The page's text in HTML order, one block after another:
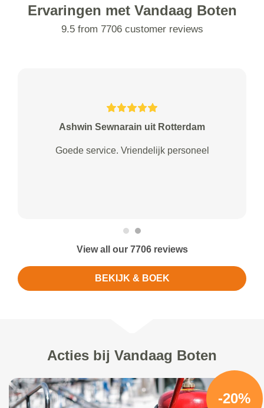
Ervaringen met Vandaag Boten
9.5 from 7706 customer reviews
Ashwin Sewnarain uit Rotterdam
Goede service. Vriendelijk personeel
View all our 7706 reviews
BEKIJK & BOEK
Acties bij Vandaag Boten
-20%